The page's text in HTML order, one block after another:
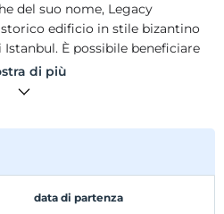
del suo nome, Legacy
edificio in stile bizantino
È possibile beneficiare
spa e massaggi
Nonostante siano
fascino storico. Tutti sono
le camere sono climatizzate e
edificio in stile bizantino
di più
data di partenza